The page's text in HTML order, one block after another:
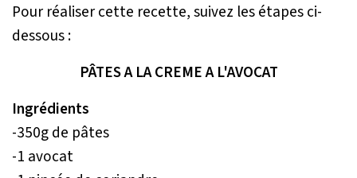
Pour réaliser cette recette, suivez les étapes ci-
dessous :
PÂTES A LA CREME A L'AVOCAT
Ingrédients
-350g de pâtes
-1 avocat